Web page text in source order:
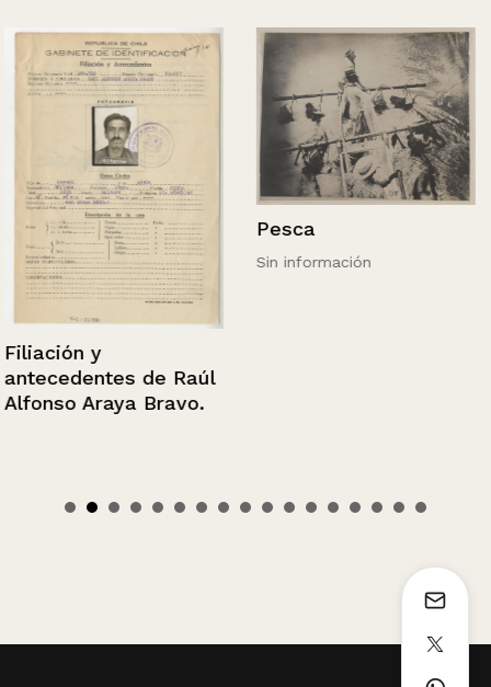
Filiación y
antecedentes de Raúl
Alfonso Araya Bravo.
Pesca
Sin información